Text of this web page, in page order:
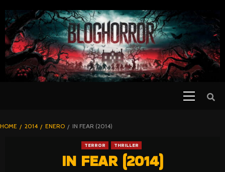
TO
CONTENT
BLOGHORROR
HOME 2014 ENERO IN FEAR (2014)
TERROR THRILLER
IN FEAR (2014)